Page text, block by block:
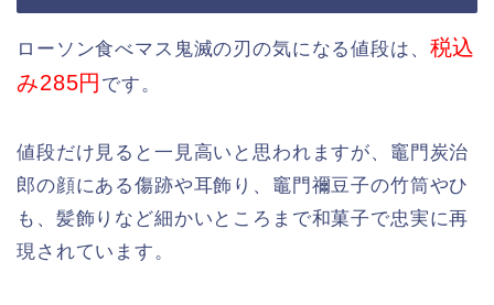
ローソン食べマス鬼滅の刃の気になる値段は、 税込
み285円 です。
値段だけ見ると一見高いと思われますが、竈門炭治
郎の顔にある傷跡や耳飾り、竈門禰豆子の竹筒やひ
も、髪飾りなど細かいところまで和菓子で忠実に再
現されています。